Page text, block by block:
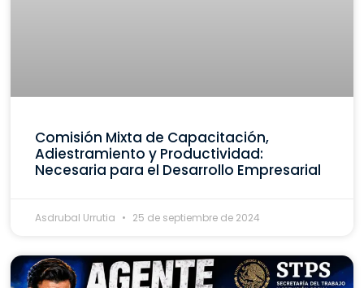
Comisión Mixta de Capacitación,
Adiestramiento y Productividad:
Necesaria para el Desarrollo Empresarial
Asdrubal Urrutia 25 de septiembre de 2024